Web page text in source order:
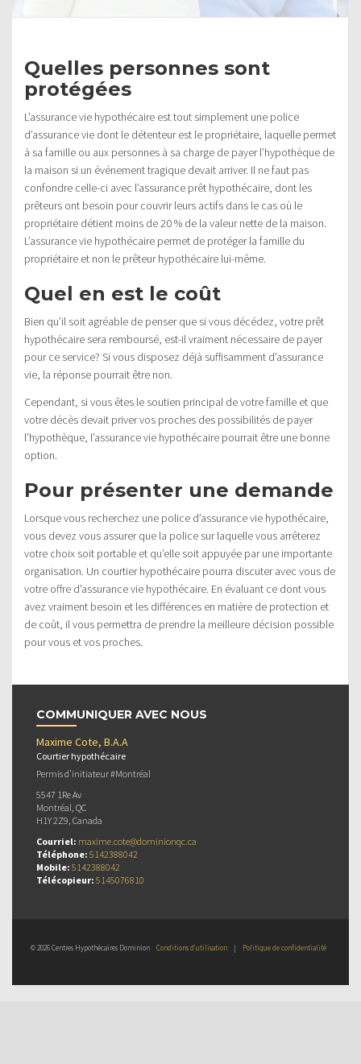
Quelles personnes sont
protégées
L’assurance vie hypothécaire est tout simplement une police
d’assurance vie dont le détenteur est le propriétaire, laquelle permet
à sa famille ou aux personnes à sa charge de payer l’hypothèque de
la maison si un événement tragique devait arriver. Il ne faut pas
confondre celle-ci avec l’assurance prêt hypothécaire, dont les
prêteurs ont besoin pour couvrir leurs actifs dans le cas où le
propriétaire détient moins de 20 % de la valeur nette de la maison.
L’assurance vie hypothécaire permet de protéger la famille du
propriétaire et non le prêteur hypothécaire lui-même.
Quel en est le coût
Bien qu’il soit agréable de penser que si vous décédez, votre prêt
hypothécaire sera remboursé, est-il vraiment nécessaire de payer
pour ce service? Si vous disposez déjà suffisamment d’assurance
vie, la réponse pourrait être non.
Cependant, si vous êtes le soutien principal de votre famille et que
votre décès devait priver vos proches des possibilités de payer
l’hypothèque, l’assurance vie hypothécaire pourrait être une bonne
option.
Pour présenter une demande
Lorsque vous recherchez une police d’assurance vie hypothécaire,
vous devez vous assurer que la police sur laquelle vous arrêterez
votre choix soit portable et qu’elle soit appuyée par une importante
organisation. Un courtier hypothécaire pourra discuter avec vous de
votre offre d’assurance vie hypothécaire. En évaluant ce dont vous
avez vraiment besoin et les différences en matière de protection et
de coût, il vous permettra de prendre la meilleure décision possible
pour vous et vos proches.
COMMUNIQUER AVEC NOUS
Maxime Cote, B.A.A
Courtier hypothécaire
Permis d’initiateur #Montréal
5547 1Re Av
Montréal, QC
H1Y 2Z9, Canada
Courriel: maxime.cote@dominionqc.ca
Téléphone: 5142388042
Mobile: 5142388042
Télécopieur: 5145076810
© 2026 Centres Hypothécaires Dominion Conditions d’utilisation | Politique de confidentialité